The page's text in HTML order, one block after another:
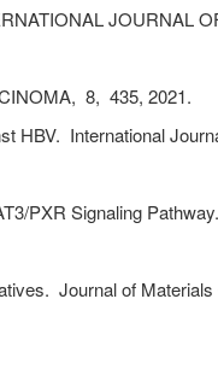
JOURNAL
8, 435, 2021.
HBV. International
PXR Signaling Pathway.
Journal of